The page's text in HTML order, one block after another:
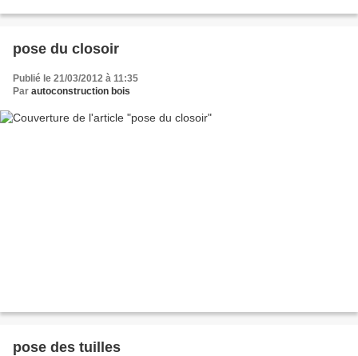
pose du closoir
Publié le 21/03/2012 à 11:35
Par autoconstruction bois
pose des tuilles